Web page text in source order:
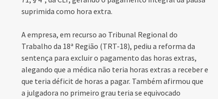
suprimida como hora extra.
A empresa, em recurso ao Tribunal Regional do
Trabalho da 18ª Região (TRT-18), pediu a reforma da
sentença para excluir o pagamento das horas extras,
alegando que a médica não teria horas extras a receber e
que teria déficit de horas a pagar. Também afirmou que
a julgadora no primeiro grau teria se equivocado